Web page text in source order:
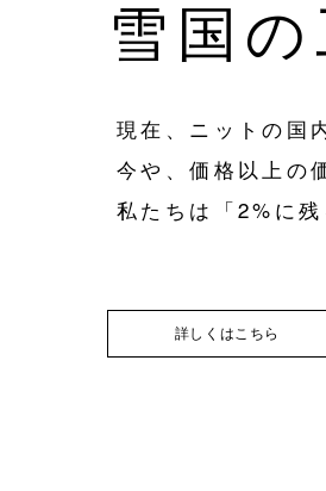
雪国
現在、ニットの国
今や、価格以上の
私たちは「2%に
詳しくはこちら